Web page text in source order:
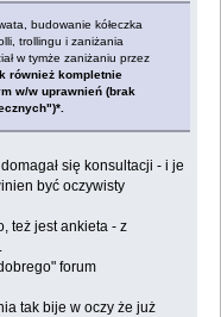
budowanie kółeczka
trollingu i zaniżania
w tymże zaniżaniu przez
również kompletnie
w/w uprawnień (brak
się konsultacji - i je
być oczywisty
też jest ankieta - z
forum
tak bije w oczy że już